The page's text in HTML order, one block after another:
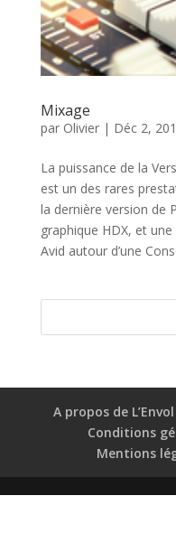
Mixage
par Olivier| Déc 2,
La puissance de la
est un des rares
la dernière version de
graphique HDX, et
Avid autour d’une
A propos de
Conditions
Mentions